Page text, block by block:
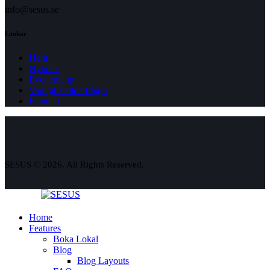
info@sesus.se
Länkar
Hem
Nyheter
Evenemang
Vanligt ställda frågor
Kontakt
SESUS © 2026. All Rights Reserved.
Home
Features
Boka Lokal
Blog
Blog Layouts